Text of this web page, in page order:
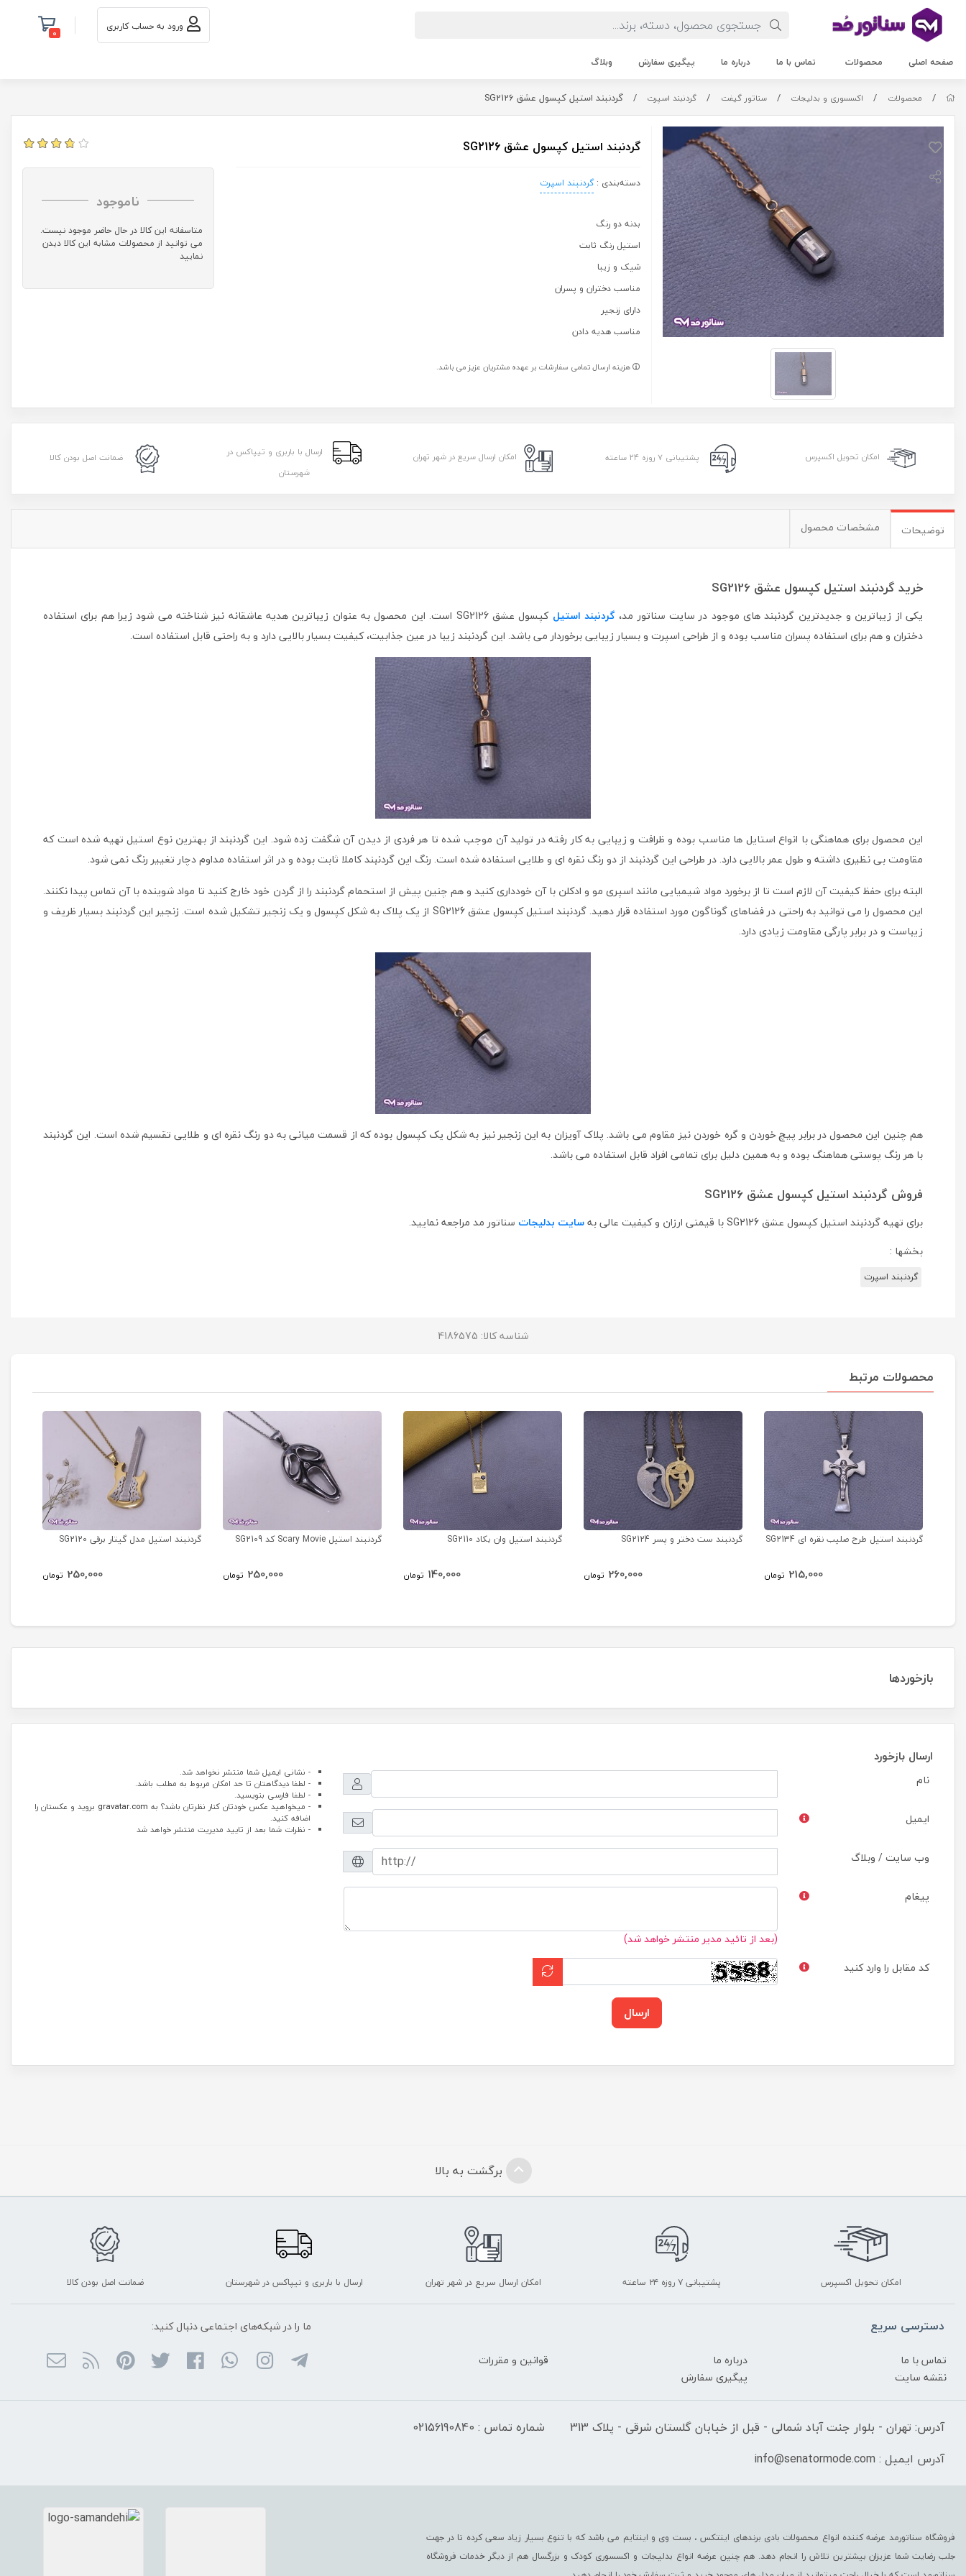
ورود به حساب کاربری 0
صفحه اصلی محصولات تماس با ما درباره ما پیگیری سفارش وبلاگ
/ محصولات / اکسسوری و بدلیجات / سناتور گیفت / گردنبند اسپرت / گردنبند استیل کپسول عشق SG2126
گردنبند استیل کپسول عشق SG2126
دسته‌بندی :گردنبند اسپرت
بدنه دو رنگ
استیل رنگ ثابت
شیک و زیبا
مناسب دختران و پسران
دارای زنجیر
مناسب هدیه دادن
هزینه ارسال تمامی سفارشات بر عهده مشتریان عزیز می باشد.
ناموجود
متاسفانه این کالا در حال حاضر موجود نیست.
می توانید از محصولات مشابه این کالا دیدن
نمایید
امکان تحویل اکسپرس پشتیبانی ۷ روزه ۲۴ ساعته امکان ارسال سریع در شهر تهران
ارسال با باربری و تیپاکس در
شهرستان
ضمانت اصل بودن کالا
توضیحات مشخصات محصول
خرید گردنبند استیل کپسول عشق SG2126
یکی از زیباترین و جدیدترین گردنبند های موجود در سایت سناتور مد،گردنبند استیل
کپسول عشق SG2126 است. این محصول به عنوان زیباترین هدیه عاشقانه نیز شناخته می شود زیرا هم برای استفاده
دختران و هم برای استفاده پسران مناسب بوده و از طراحی اسپرت و بسیار زیبایی برخوردار می باشد. این گردنبند زیبا در عین جذابیت، کیفیت بسیار بالایی دارد و به راحتی قابل استفاده است.
این محصول برای هماهنگی با انواع استایل ها مناسب بوده و ظرافت و زیبایی به کار رفته در تولید آن موجب شده تا هر فردی از دیدن آن شگفت زده شود. این گردنبند از بهترین نوع استیل تهیه شده است که
مقاومت بی نظیری داشته و طول عمر بالایی دارد. در طراحی این گردنبند از دو رنگ نقره ای و طلایی استفاده شده است. رنگ این گردنبند کاملا ثابت بوده و در اثر استفاده مداوم دچار تغییر رنگ نمی شود.
البته برای حفظ کیفیت آن لازم است تا از برخورد مواد شیمیایی مانند اسپری مو و ادکلن با آن خودداری کنید و هم چنین پیش از استحمام گردنبند را از گردن خود خارج کنید تا مواد شوینده با آن تماس پیدا نکنند.
این محصول را می توانید به راحتی در فضاهای گوناگون مورد استفاده قرار دهید. گردنبند استیل کپسول عشق SG2126 از یک پلاک به شکل کپسول و یک زنجیر تشکیل شده است. زنجیر این گردنبند بسیار ظریف و
زیباست و در برابر پارگی مقاومت زیادی دارد.
هم چنین این محصول در برابر پیچ خوردن و گره خوردن نیز مقاوم می باشد. پلاک آویزان به این زنجیر نیز به شکل یک کپسول بوده که از قسمت میانی به دو رنگ نقره ای و طلایی تقسیم شده است. این گردنبند
با هر رنگ پوستی هماهنگ بوده و به همین دلیل برای تمامی افراد قابل استفاده می باشد.
فروش گردنبند استیل کپسول عشق SG2126
برای تهیه گردنبند استیل کپسول عشق SG2126 با قیمتی ارزان و کیفیت عالی به سایت بدلیجات سناتور مد مراجعه نمایید.
بخشها :
گردنبند اسپرت
شناسه کالا: 4186575
محصولات مرتبط
گردنبند استیل طرح صلیب نقره ای SG2134
215,000 تومان
گردنبند ست دختر و پسر SG2124
260,000 تومان
گردنبند استیل وان یکاد SG2110
140,000 تومان
گردنبند استیل Scary Movie کد SG2109
250,000 تومان
گردنبند استیل مدل گیتار برقی SG2120
250,000 تومان
بازخوردها
ارسال بازخورد
نام
ایمیل
وب سایت / وبلاگ
پیغام
(بعد از تائید مدیر منتشر خواهد شد)
کد مقابل را وارد کنید
ارسال
- نشانی ایمیل شما منتشر نخواهد شد.
- لطفا دیدگاهتان تا حد امکان مربوط به مطلب باشد.
- لطفا فارسی بنویسید.
- میخواهید عکس خودتان کنار نظرتان باشد؟ به gravatar.com بروید و عکستان را
اضافه کنید.
- نظرات شما بعد از تایید مدیریت منتشر خواهد شد
برگشت به بالا
امکان تحویل اکسپرس پشتیبانی ۷ روزه ۲۴ ساعته امکان ارسال سریع در شهر تهران ارسال با باربری و تیپاکس در شهرستان ضمانت اصل بودن کالا
دسترسی سریع
تماس با ما درباره ما
قوانین و مقررات
نقشه سایت
پیگیری سفارش
ما را در شبکه‌های اجتماعی دنبال کنید:
آدرس: تهران - بلوار جنت آباد شمالی - قبل از خیابان گلستان شرقی - پلاک 313
شماره تماس : 02156190840
آدرس ایمیل : info@senatormode.com
فروشگاه سناتورمد عرضه کننده انواع محصولات بادی برندهای اینتکس ، بست وی و اینتایم می باشد که با تنوع بسیار زیاد سعی کرده تا در جهت
جلب رضایت شما عزیزان بیشترین تلاش را انجام دهد. هم چنین عرضه انواع بدلیجات و اکسسوری کودک و بزرگسال هم از دیگر خدمات فروشگاه